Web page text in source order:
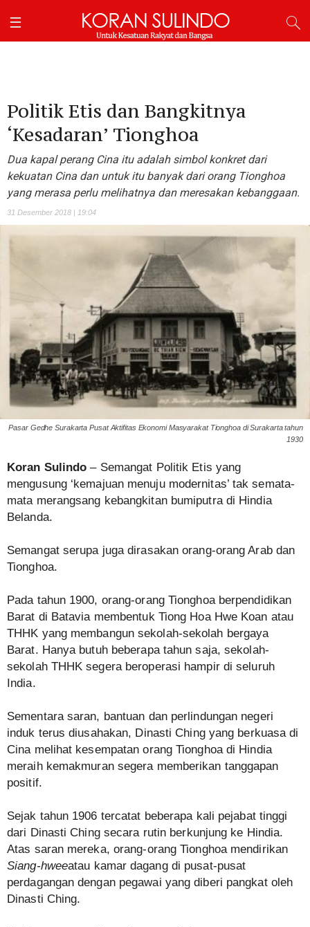
Politik Etis dan Bangkitnya
‘Kesadaran’ Tionghoa
Dua kapal perang Cina itu adalah simbol konkret dari
kekuatan Cina dan untuk itu banyak dari orang Tionghoa
yang merasa perlu melihatnya dan meresakan kebanggaan.
31 Desember 2018 | 19:04
Pasar Gedhe Surakarta Pusat Aktifitas Ekonomi Masyarakat Tionghoa di Surakarta tahun
1930
Koran Sulindo – Semangat Politik Etis yang
mengusung ‘kemajuan menuju modernitas’ tak semata-
mata merangsang kebangkitan bumiputra di Hindia
Belanda.
Semangat serupa juga dirasakan orang-orang Arab dan
Tionghoa.
Pada tahun 1900, orang-orang Tionghoa berpendidikan
Barat di Batavia membentuk Tiong Hoa Hwe Koan atau
THHK yang membangun sekolah-sekolah bergaya
Barat. Hanya butuh beberapa tahun saja, sekolah-
sekolah THHK segera beroperasi hampir di seluruh
India.
Sementara saran, bantuan dan perlindungan negeri
induk terus diusahakan, Dinasti Ching yang berkuasa di
Cina melihat kesempatan orang Tionghoa di Hindia
meraih kemakmuran segera memberikan tanggapan
positif.
Sejak tahun 1906 tercatat beberapa kali pejabat tinggi
dari Dinasti Ching secara rutin berkunjung ke Hindia.
Atas saran mereka, orang-orang Tionghoa mendirikan
Siang-hweeatau kamar dagang di pusat-pusat
perdagangan dengan pegawai yang diberi pangkat oleh
Dinasti Ching.